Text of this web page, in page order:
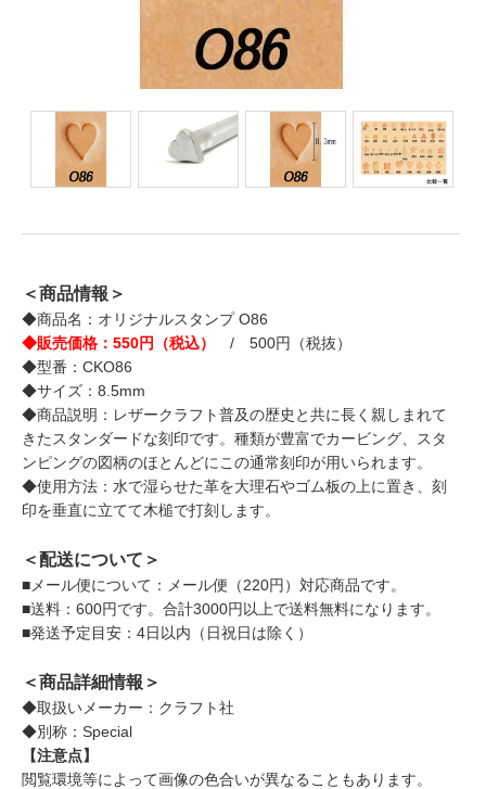
＜商品情報＞
◆商品名：オリジナルスタンプ O86
◆販売価格：550円（税込）
/ 500円（税抜）
◆型番：CKO86
◆サイズ：8.5mm
◆商品説明：レザークラフト普及の歴史と共に長く親しまれて
きたスタンダードな刻印です。種類が豊富でカービング、スタ
ンピングの図柄のほとんどにこの通常刻印が用いられます。
◆使用方法：水で湿らせた革を大理石やゴム板の上に置き、刻
印を垂直に立てて木槌で打刻します。
＜配送について＞
■メール便について：メール便（220円）対応商品です。
■送料：600円です。合計3000円以上で送料無料になります。
■発送予定目安：4日以内（日祝日は除く）
＜商品詳細情報＞
◆取扱いメーカー：クラフト社
◆別称：Special
【注意点】
閲覧環境等によって画像の色合いが異なることもあります。